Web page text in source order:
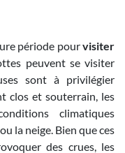
période pourvisiter
peuvent se visiter
sont à privilégier
clos et souterrain, les
climatiques
la neige. Bien que ces
des crues, les